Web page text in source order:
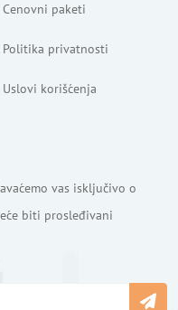
Cenovni paketi
Politika privatnosti
Uslovi korišćenja
vas isključivo o
biti prosleđivani